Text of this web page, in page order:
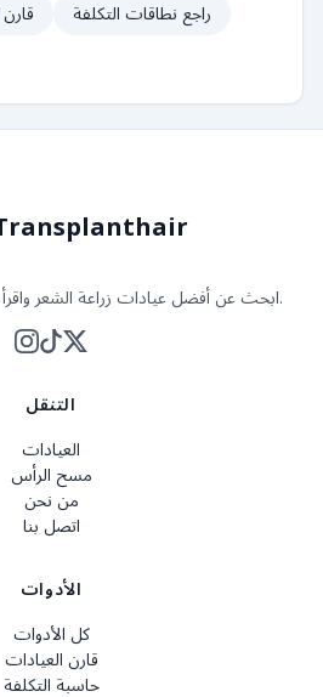
راجع نطاقات التكلفة
ابحث عن أفضل عيادات زراعة الشعر واقرأ تقييمات المرضى الحقيقية.
التنقل
العيادات
مسح الرأس
من نحن
اتصل بنا
الأدوات
كل الأدوات
قارن العيادات
حاسبة التكلفة